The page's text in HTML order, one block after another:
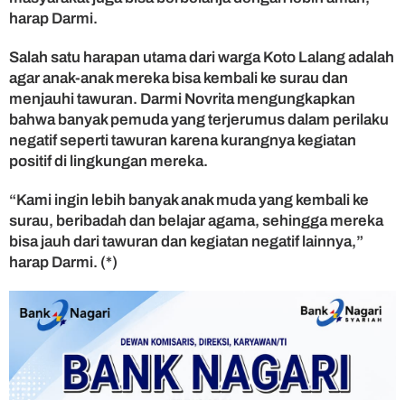
harap Darmi.
Salah satu harapan utama dari warga Koto Lalang adalah
agar anak-anak mereka bisa kembali ke surau dan
menjauhi tawuran. Darmi Novrita mengungkapkan
bahwa banyak pemuda yang terjerumus dalam perilaku
negatif seperti tawuran karena kurangnya kegiatan
positif di lingkungan mereka.
“Kami ingin lebih banyak anak muda yang kembali ke
surau, beribadah dan belajar agama, sehingga mereka
bisa jauh dari tawuran dan kegiatan negatif lainnya,”
harap Darmi. (*)